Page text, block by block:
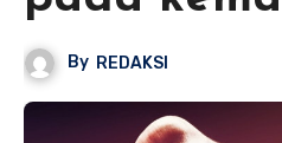
By REDAKSI